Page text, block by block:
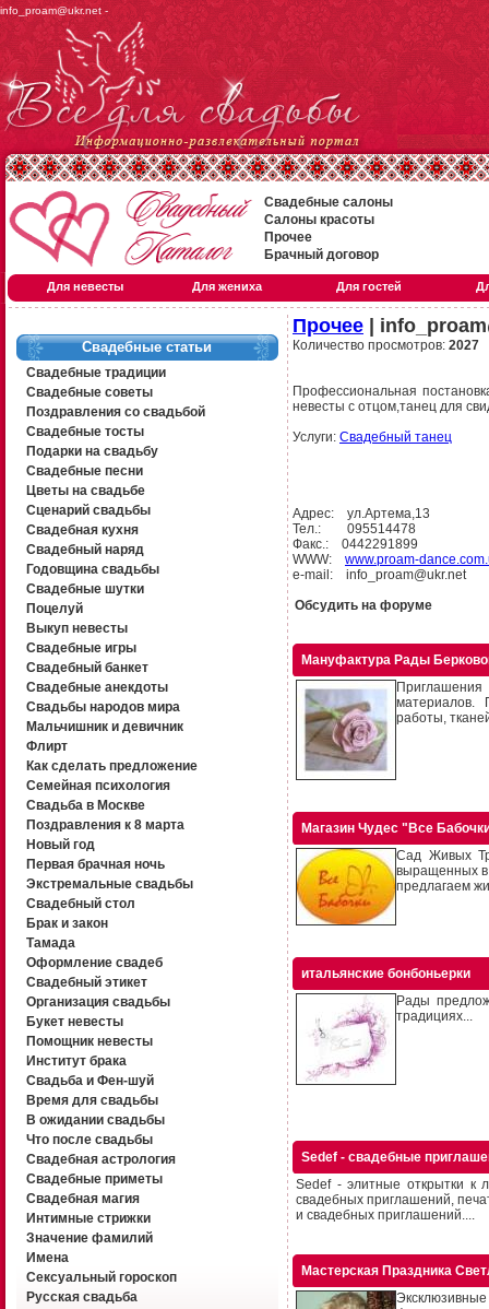
info_proam@ukr.net -
Свадебные салоны
Салоны красоты
Прочее
Брачный договор
Для невесты Для жениха Для гостей
Свадебные статьи
Свадебные традиции
Свадебные советы
Поздравления со свадьбой
Свадебные тосты
Подарки на свадьбу
Свадебные песни
Цветы на свадьбе
Сценарий свадьбы
Свадебная кухня
Свадебный наряд
Годовщина свадьбы
Свадебные шутки
Поцелуй
Выкуп невесты
Свадебные игры
Свадебный банкет
Свадебные анекдоты
Свадьбы народов мира
Мальчишник и девичник
Флирт
Как сделать предложение
Семейная психология
Свадьба в Москве
Поздравления к 8 марта
Новый год
Первая брачная ночь
Экстремальные свадьбы
Свадебный стол
Брак и закон
Тамада
Оформление свадеб
Свадебный этикет
Организация свадьбы
Букет невесты
Помощник невесты
Институт брака
Свадьба и Фен-шуй
Время для свадьбы
В ожидании свадьбы
Что после свадьбы
Свадебная астрология
Свадебные приметы
Свадебная магия
Интимные стрижки
Значение фамилий
Имена
Сексуальный гороскоп
Русская свадьба
Прочее |
Количество просмотров: 2027
Профессиональная
невесты с отцом,танец для
Услуги: Свадебный танец
Адрес: ул.Артема,13
Тел.: 095514478
Факс.: 0442291899
WWW: www.proam-
e-mail: info_proam@ukr.net
Обсудить на форуме
Мануфактура Рады
материалов.
работы,
Магазин Чудес "Все
Сад Живых
выращенных в
предлагаем
итальянские бонбоньерки
Рады
традициях...
Sedef - свадебные
Sedef - элитные открытки к
свадебных приглашений,
и свадебных приглашений....
Мастерская Праздника
Эксклюзивные